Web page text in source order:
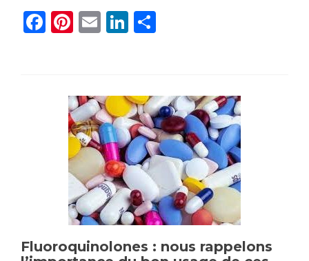
plus
surSéquençage
panels
gènes
diagnostic
cardiomyopathies
héréditaires
d’évaluation
Facebook
Pinterest
EmailLinkedIn
Fluoroquinolones : nous rappelons